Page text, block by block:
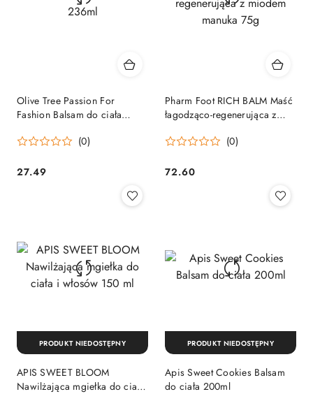
Olive Tree Passion For
Fashion Balsam do ciała
(0)
Cena:
27.49
Pharm Foot RICH BALM Maść
łagodząco-regenerująca z
(0)
Cena:
72.60
APIS SWEET BLOOM
Nawilżająca mgiełka do ciała
PRODUKT NIEDOSTĘPNY
Apis Sweet Cookies Balsam
do ciała 200ml
PRODUKT NIEDOSTĘPNY